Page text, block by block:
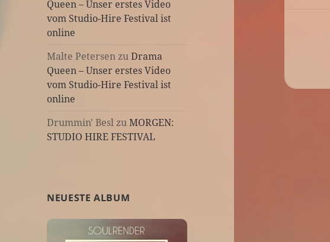
Queen – Unser erstes Video
vom Studio-Hire Festival ist
online
Malte PetersenzuDrama
Queen – Unser erstes Video
vom Studio-Hire Festival ist
online
Drummin' BeslzuMORGEN:
STUDIO HIRE FESTIVAL
NEUESTE ALBUM